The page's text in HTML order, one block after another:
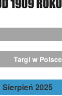
Targi w Polsce
Sierpień 2025